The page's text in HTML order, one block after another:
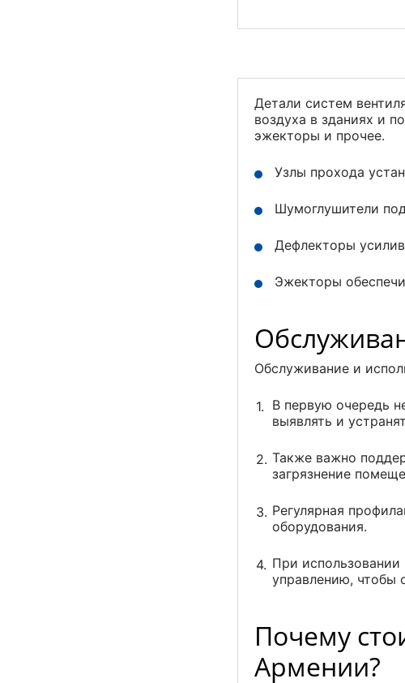
Детали систем
воздуха в зданиях и
эжекторы и прочее.
Узлы прохода
Шумоглушители
Дефлекторы
Эжекторы
Обслуживание и
В первую очередь
выявлять и
Также важно
загрязнение
Регулярная
оборудования.
При
управлению, чтобы
Почему
Армении?